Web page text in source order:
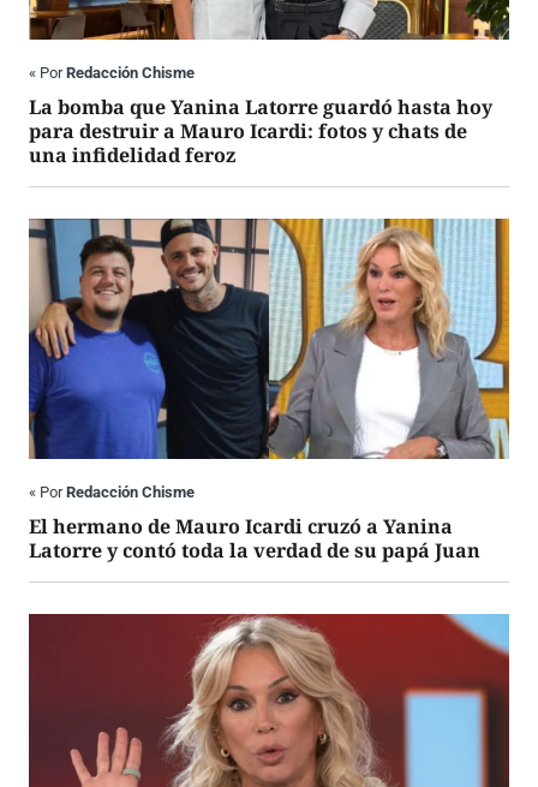
« PorRedacción Chisme
La bomba que Yanina Latorre guardó hasta hoy
para destruir a Mauro Icardi: fotos y chats de
una infidelidad feroz
« PorRedacción Chisme
El hermano de Mauro Icardi cruzó a Yanina
Latorre y contó toda la verdad de su papá Juan